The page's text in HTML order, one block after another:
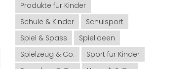
Produkte für Kinder
Schule & Kinder
Schulsport
Spiel & Spass
Spielideen
Spielzeug & Co.
Sport für Kinder